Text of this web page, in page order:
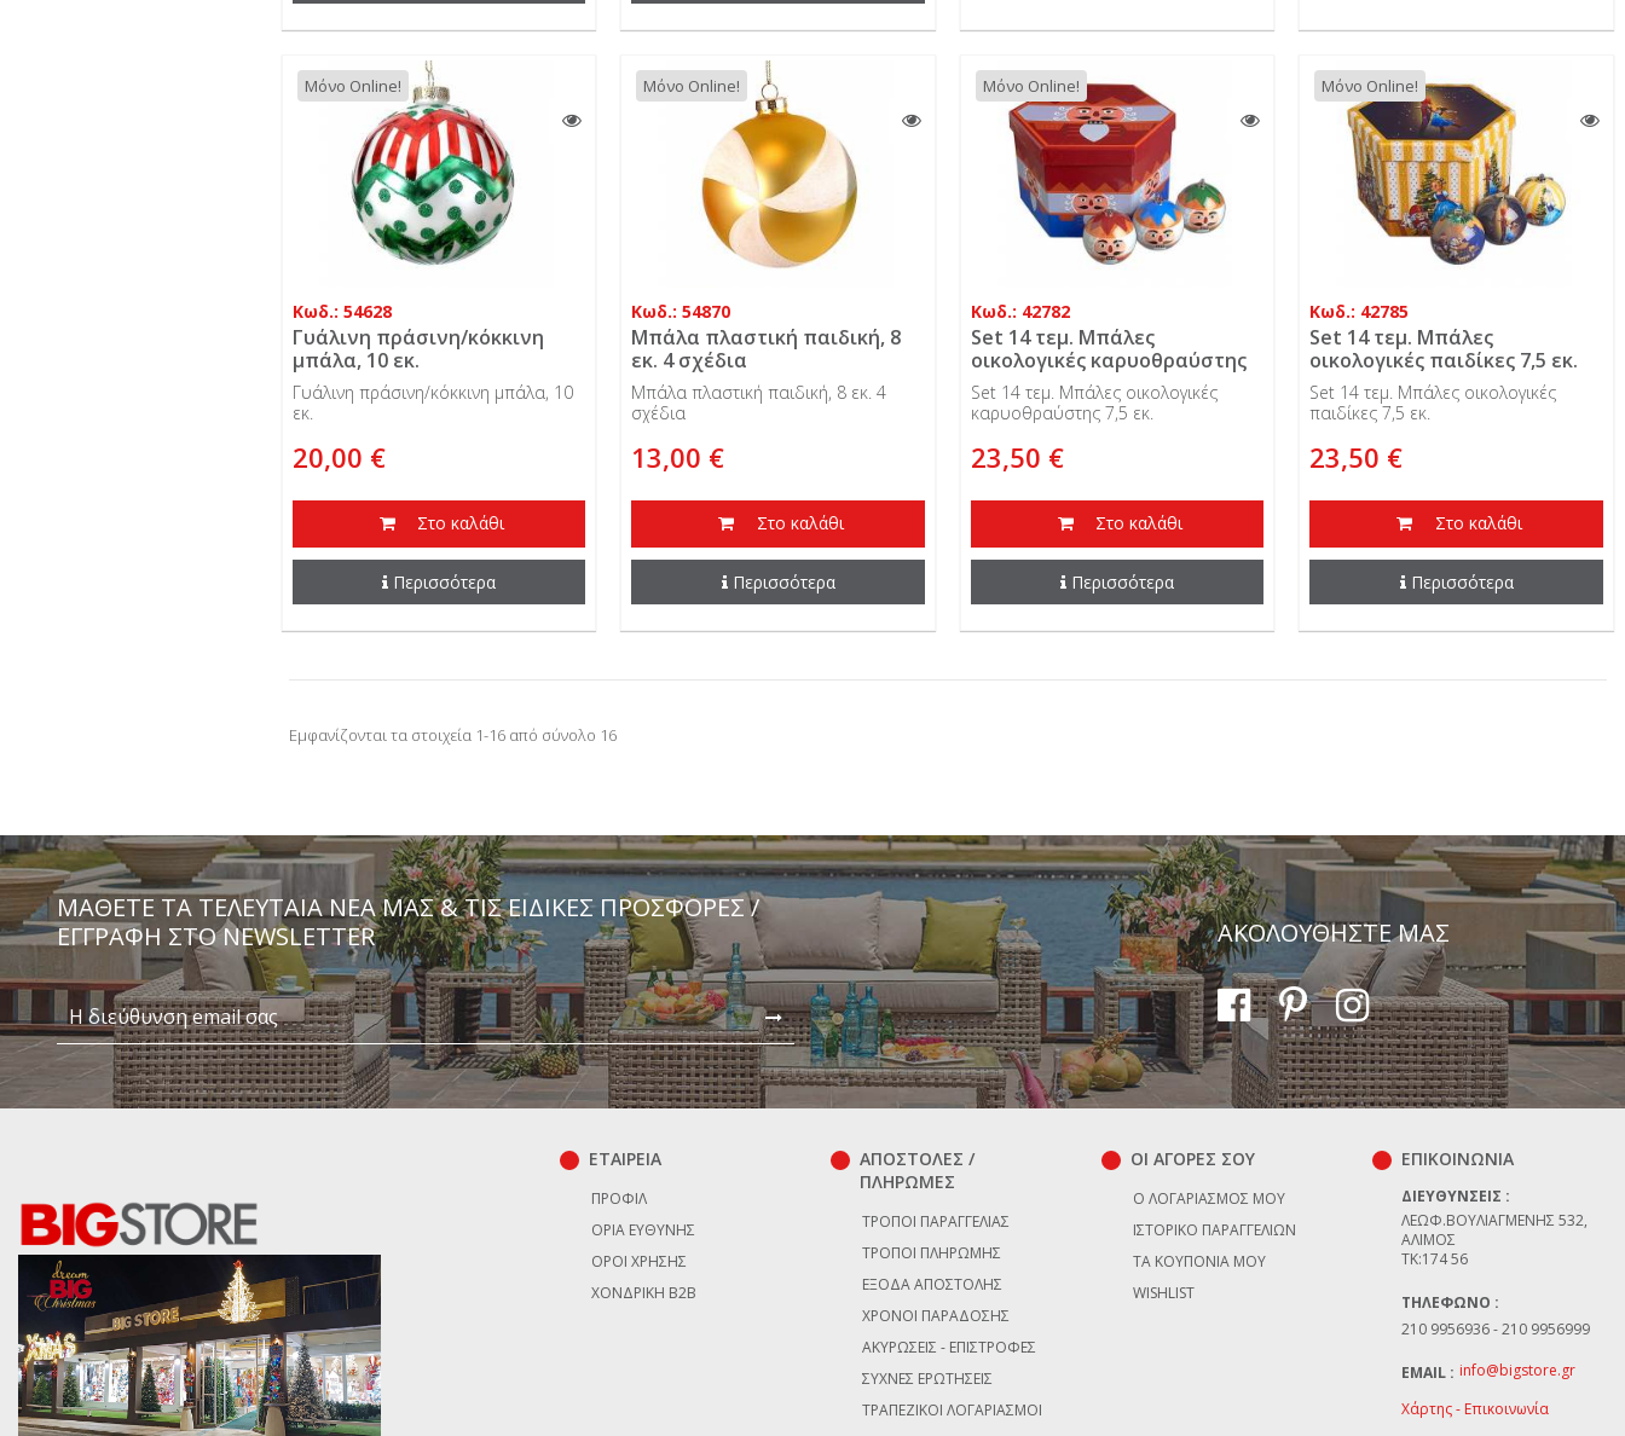
Μόνο Online!
Κωδ.: 54628
Γυάλινη πράσινη/κόκκινη
μπάλα, 10 εκ.
Γυάλινη πράσινη/κόκκινη μπάλα, 10
εκ.
20,00 €
Στο καλάθι
Περισσότερα
Μόνο Online!
Κωδ.: 54870
Μπάλα πλαστική παιδική, 8
εκ. 4 σχέδια
Μπάλα πλαστική παιδική, 8 εκ. 4
σχέδια
13,00 €
Στο καλάθι
Περισσότερα
Μόνο Online!
Κωδ.: 42782
Set 14 τεμ. Μπάλες
οικολογικές καρυοθραύστης
7,5 εκ.
Set 14 τεμ. Μπάλες οικολογικές
καρυοθραύστης 7,5 εκ.
23,50 €
Στο καλάθι
Περισσότερα
Μόνο Online!
Κωδ.: 42785
Set 14 τεμ. Μπάλες
οικολογικές παιδίκες 7,5 εκ.
Set 14 τεμ. Μπάλες οικολογικές
παιδίκες 7,5 εκ.
23,50 €
Στο καλάθι
Περισσότερα
Εμφανίζονται τα στοιχεία 1-16 από σύνολο 16
ΜΆΘΕΤΕ ΤΑ ΤΕΛΕΥΤΑΊΑ ΝΈΑ ΜΑΣ & ΤΙΣ ΕΙΔΙΚΈΣ ΠΡΟΣΦΟΡΈΣ /
ΕΓΓΡΑΦΗ ΣΤΟ NEWSLETTER
ΑΚΟΛΟΥΘΗΣΤΕ ΜΑΣ
ΕΤΑΙΡΕΙΑ
ΠΡΟΦΊΛ
ΌΡΙΑ ΕΥΘΎΝΗΣ
ΌΡΟΙ ΧΡΉΣΗΣ
ΧΟΝΔΡΙΚΉ B2B
ΑΠΟΣΤΟΛΕΣ /
ΠΛΗΡΩΜΕΣ
ΤΡΌΠΟΙ ΠΑΡΑΓΓΕΛΊΑΣ
ΤΡΌΠΟΙ ΠΛΗΡΩΜΉΣ
ΈΞΟΔΑ ΑΠΟΣΤΟΛΉΣ
ΧΡΌΝΟΙ ΠΑΡΆΔΟΣΗΣ
ΑΚΥΡΏΣΕΙΣ - ΕΠΙΣΤΡΟΦΈΣ
ΣΥΧΝΈΣ ΕΡΩΤΉΣΕΙΣ
ΤΡΑΠΕΖΙΚΟΊ ΛΟΓΑΡΙΑΣΜΟΊ
ΟΙ ΑΓΟΡΕΣ ΣΟΥ
Ο ΛΟΓΑΡΙΑΣΜΌΣ ΜΟΥ
ΙΣΤΟΡΙΚΌ ΠΑΡΑΓΓΕΛΙΏΝ
ΤΑ ΚΟΥΠΌΝΙΑ ΜΟΥ
WISHLIST
ΕΠΙΚΟΙΝΩΝΊΑ
ΔΙΕΥΘΎΝΣΕΙΣ :
ΛΕΩΦ.ΒΟΥΛΙΑΓΜΈΝΗΣ 532,
ΆΛΙΜΟΣ
TK:174 56
ΤΗΛΈΦΩΝΟ :
210 9956936 - 210 9956999
EMAIL : info@bigstore.gr
Χάρτης - Επικοινωνία